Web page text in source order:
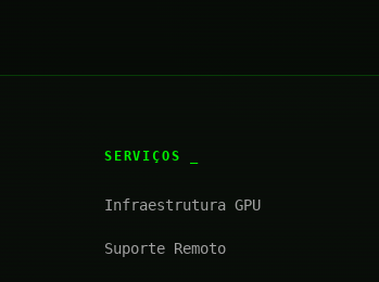
SERVIÇOS
Infraestrutura GPU
Suporte Remoto